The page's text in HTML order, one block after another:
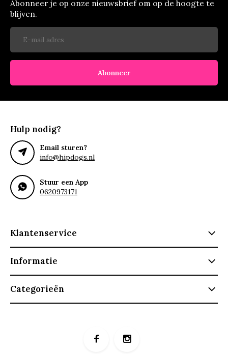
Abonneer je op onze nieuwsbrief om op de hoogte te
blijven.
Abonneer
Hulp nodig?
Email sturen?
info@hipdogs.nl
Stuur een App
0620973171
Klantenservice
Informatie
Categorieën